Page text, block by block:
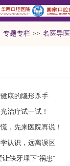
专题专栏 >> 名医导医
康的隐形杀手
治疗试一试！
，先来医院再说！
认识，远离误区
缺牙埋下“祸患”